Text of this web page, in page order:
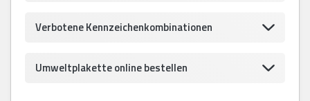
Verbotene Kennzeichenkombinationen
Umweltplakette online bestellen